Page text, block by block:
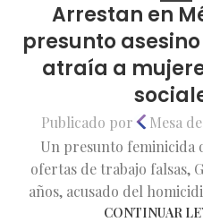
Arrestan en
presunto
atraía a
Publicado por Mesa
Un presunto feminicida
ofertas de trabajo falsas,
años, acusado del
CONTINUAR